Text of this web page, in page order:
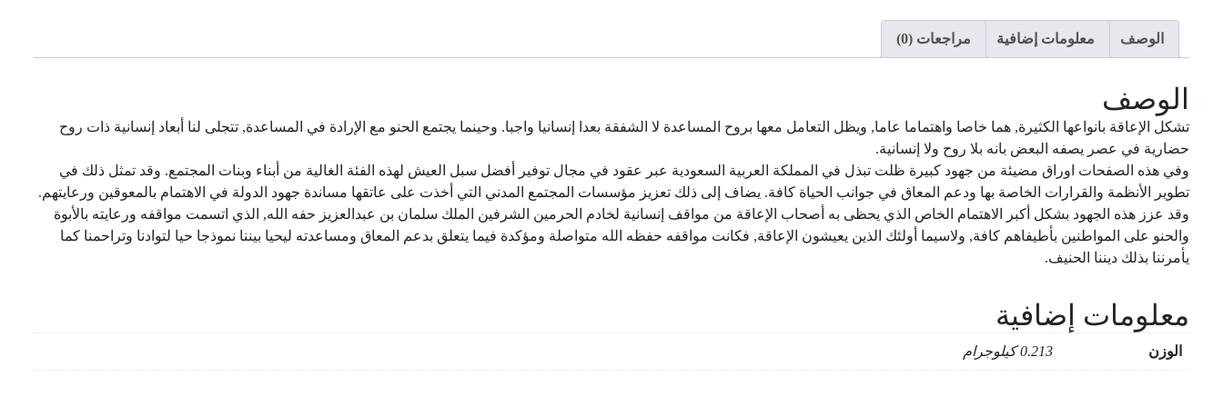
الوصف معلومات إضافية مراجعات (0)
الوصف
تشكل الإعاقة بانواعها الكثيرة, هما خاصا واهتماما عاما, ويظل التعامل معها بروح المساعدة لا الشفقة بعدا إنسانيا واجبا. وحينما يجتمع الحنو مع الإرادة في المساعدة, تتجلى لنا أبعاد إنسانية ذات روح
حضارية في عصر يصفه البعض بانه بلا روح ولا إنسانية.
وفي هذه الصفحات اوراق مضيئة من جهود كبيرة ظلت تبذل في المملكة العربية السعودية عبر عقود في مجال توفير أفضل سبل العيش لهذه الفئة الغالية من أبناء وبنات المجتمع. وقد تمثل ذلك في
تطوير الأنظمة والقرارات الخاصة بها ودعم المعاق في جوانب الحياة كافة. يضاف إلى ذلك تعزيز مؤسسات المجتمع المدني التي أخذت على عاتقها مساندة جهود الدولة في الاهتمام بالمعوقين ورعايتهم.
وقد عزز هذه الجهود بشكل أكبر الاهتمام الخاص الذي يحظى به أصحاب الإعاقة من مواقف إنسانية لخادم الحرمين الشرفين الملك سلمان بن عبدالعزيز حفه الله, الذي اتسمت مواقفه ورعايته بالأبوة
والحنو على المواطنين بأطيفاهم كافة, ولاسيما أولئك الذين يعيشون الإعاقة, فكانت مواقفه حفظه الله متواصلة ومؤكدة فيما يتعلق بدعم المعاق ومساعدته ليحيا بيننا نموذجا حيا لتوادنا وتراحمنا كما
يأمرننا بذلك ديننا الحنيف.
معلومات إضافية
الوزن 0.213 كيلوجرام